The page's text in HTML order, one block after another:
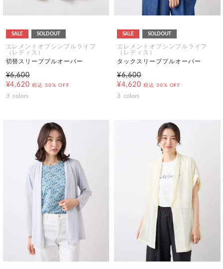
SALE SOLDOUT
エレメントオブシンプルライフ
（レディス）
切替スリーブプルオーバー
¥6,600
¥4,620 税込 30% OFF
3 colors
SALE SOLDOUT
エレメントオブシンプルライフ
（レディス）
タックスリーブプルオーバー
¥6,600
¥4,620 税込 30% OFF
3 colors